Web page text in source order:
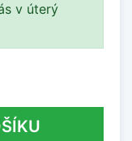
v úterý